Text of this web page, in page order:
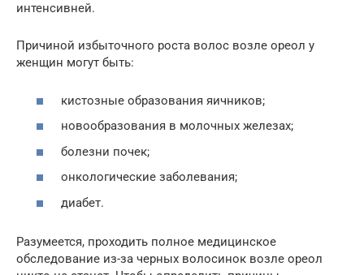
интенсивней.
Причиной избыточного роста волос возле ореол у
женщин могут быть:
кистозные образования яичников;
новообразования в молочных железах;
болезни почек;
онкологические заболевания;
диабет.
Разумеется, проходить полное медицинское
обследование из-за черных волосинок возле ореол